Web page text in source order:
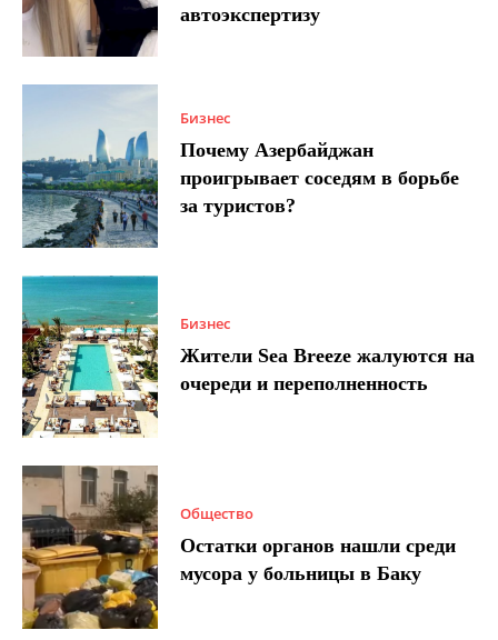
автоэкспертизу
Бизнес
Почему Азербайджан
проигрывает соседям в борьбе
за туристов?
Бизнес
Жители Sea Breeze жалуются на
очереди и переполненность
Общество
Остатки органов нашли среди
мусора у больницы в Баку